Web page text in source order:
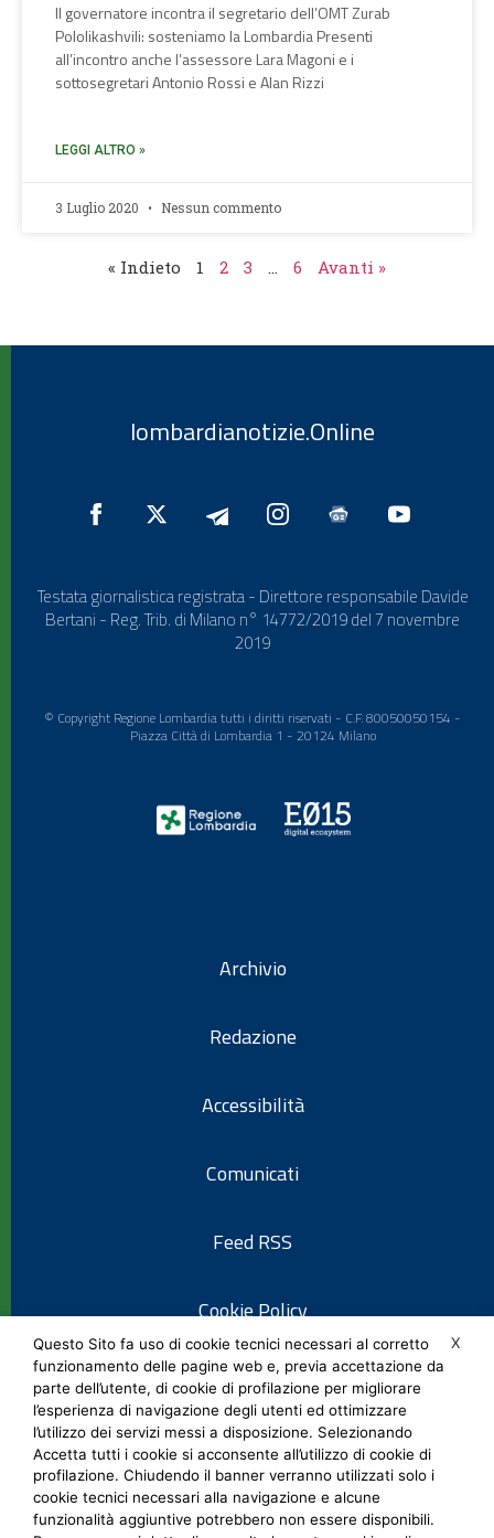
Il governatore incontra il segretario dell’OMT Zurab
Pololikashvili: sosteniamo la Lombardia Presenti
all’incontro anche l’assessore Lara Magoni e i
sottosegretari Antonio Rossi e Alan Rizzi
LEGGI ALTRO »
3 Luglio 2020 Nessun commento
« Indieto 1 2 3 … 6 Avanti »
lombardianotizie.Online
Testata giornalistica registrata - Direttore responsabile Davide
Bertani - Reg. Trib. di Milano n° 14772/2019 del 7 novembre
2019
© Copyright Regione Lombardia tutti i diritti riservati - C.F. 80050050154 -
Piazza Città di Lombardia 1 - 20124 Milano
Archivio
Redazione
Accessibilità
Comunicati
Feed RSS
Cookie Policy
Informativa privacy
Note legali
Social Media Policy
X
Questo Sito fa uso di cookie tecnici necessari al corretto
funzionamento delle pagine web e, previa accettazione da
parte dell’utente, di cookie di profilazione per migliorare
l’esperienza di navigazione degli utenti ed ottimizzare
l’utilizzo dei servizi messi a disposizione. Selezionando
Accetta tutti i cookie si acconsente all’utilizzo di cookie di
profilazione. Chiudendo il banner verranno utilizzati solo i
cookie tecnici necessari alla navigazione e alcune
funzionalità aggiuntive potrebbero non essere disponibili.